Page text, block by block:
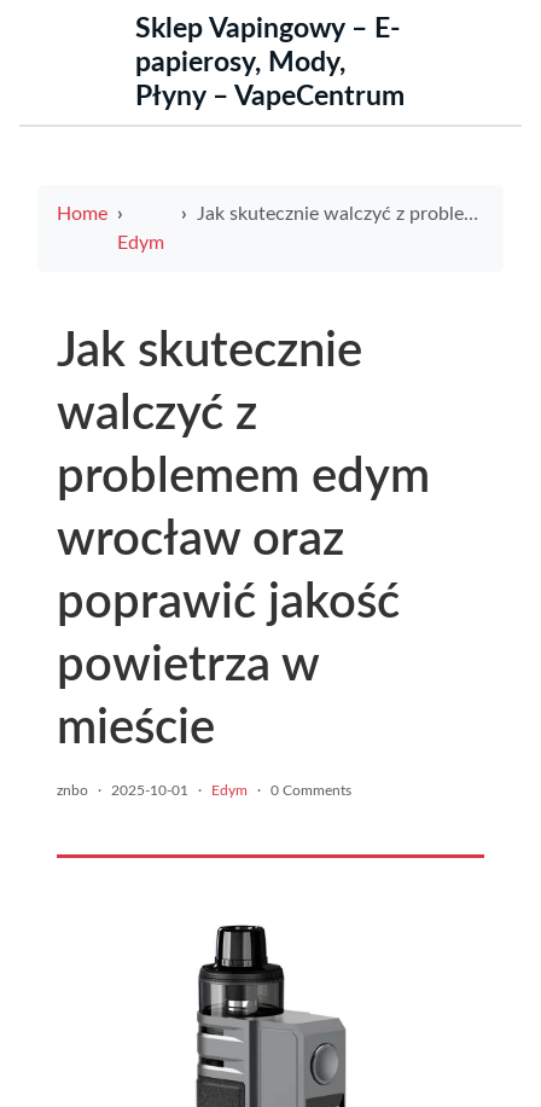
Sklep Vapingowy – E-
papierosy, Mody,
Płyny – VapeCentrum
Home
Edym
Jak skutecznie walczyć z problemem edym wrocław oraz poprawić jakość powietrza w mieście
Jak skutecznie
walczyć z
problemem edym
wrocław oraz
poprawić jakość
powietrza w
mieście
znbo · 2025-10-01 · Edym · 0 Comments